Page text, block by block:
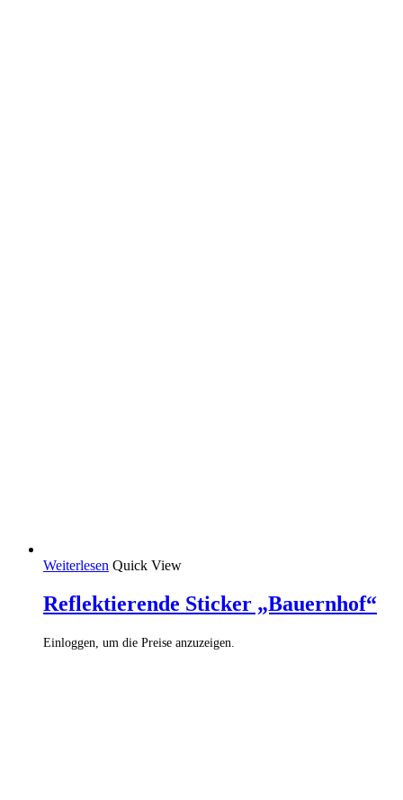
Weiterlesen Quick View
Reflektierende Sticker „Bauernhof“
Einloggen, um die Preise anzuzeigen.